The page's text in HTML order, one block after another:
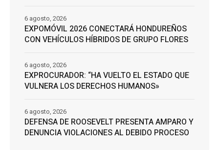
EXPOMÓVIL 2026 CONECTARÁ HONDUREÑOS
CON VEHÍCULOS HÍBRIDOS DE GRUPO FLORES
6 agosto, 2026
EXPROCURADOR: “HA VUELTO EL ESTADO QUE
VULNERA LOS DERECHOS HUMANOS»
6 agosto, 2026
DEFENSA DE ROOSEVELT PRESENTA AMPARO Y
DENUNCIA VIOLACIONES AL DEBIDO PROCESO
6 agosto, 2026